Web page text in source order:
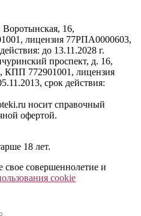
16,
лицензия 77РПА0000603,
до 13.11.2028 г.
проспект, д. 16,
772901001, лицензия
срок действия:
носит справочный
офертой.
18 лет.
совершеннолетие и
cookie